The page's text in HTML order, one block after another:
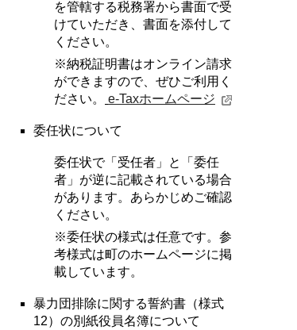
を管轄する税務署から書面で受
けていただき、書面を添付して
ください。
※納税証明書はオンライン請求
ができますので、ぜひご利用く
ださい。
e-Taxホームページ
委任状について
委任状で「受任者」と「委任
者」が逆に記載されている場合
があります。あらかじめご確認
ください。
※委任状の様式は任意です。参
考様式は町のホームページに掲
載しています。
暴力団排除に関する誓約書（様式
12）の別紙役員名簿について